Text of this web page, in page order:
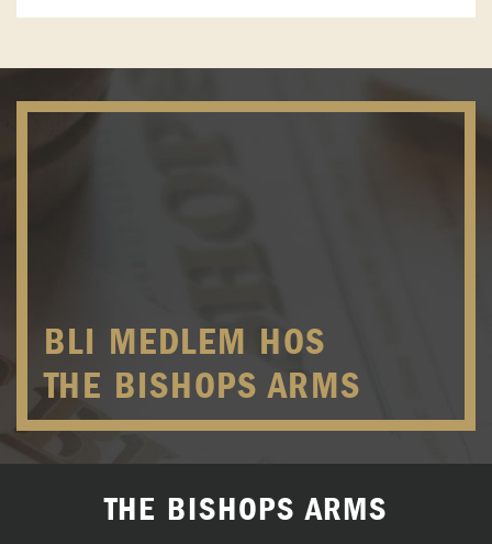
BLI MEDLEM HOS
THE BISHOPS ARMS
THE BISHOPS ARMS